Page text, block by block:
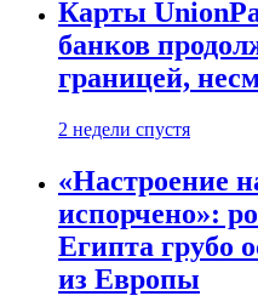
Карты
банков
границей,
2 недели спустя
«Настроение
испорчено»:
Египта грубо
из Европы